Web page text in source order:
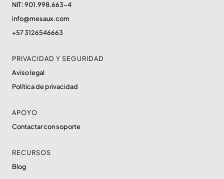
NIT: 901.998.663-4
info@mesaux.com
+57 3126546663
PRIVACIDAD Y SEGURIDAD
Aviso legal
Política de privacidad
APOYO
Contactar con soporte
RECURSOS
Blog